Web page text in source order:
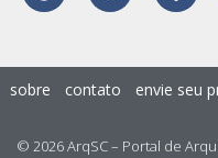
© 2026 ArqSC – Portal de
sobre contato envie seu